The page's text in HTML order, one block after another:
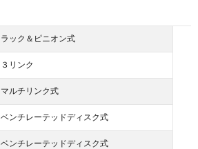
ラック＆ピニオン式
３リンク
マルチリンク式
ベンチレーテッドディスク式
ベンチレーテッドディスク式